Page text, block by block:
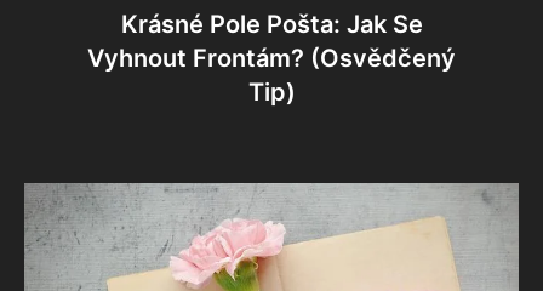
Krásné Pole Pošta: Jak Se
Vyhnout Frontám? (Osvědčený
Tip)